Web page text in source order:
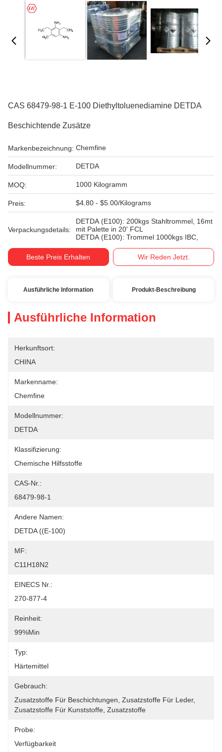
CAS 68479-98-1 E-100 Diethyltoluenediamine DETDA
Beschichtende Zusätze
Markenbezeichnung: Chemfine
Modellnummer: DETDA
MOQ: 1000 Kilogramm
Preis: $4.80 - $5.00/Kilograms
Verpackungsdetails:
DETDA (E100): 200kgs Stahltrommel, 16mt
mit Palette in 20' FCL
DETDA (E100): Trommel 1000kgs IBC,
Beste Preis Erhalten Wir Reden Jetzt.
Ausführliche Information Produkt-Beschreibung
Ausführliche Information
Herkunftsort:
CHINA
Markenname:
Chemfine
Modellnummer:
DETDA
Klassifizierung:
Chemische Hilfsstoffe
CAS-Nr.:
68479-98-1
Andere Namen:
DETDA ((E-100)
MF:
C11H18N2
EINECS Nr.:
270-877-4
Reinheit:
99%min
Typ:
Härtemittel
Gebrauch:
Zusatzstoffe Für Beschichtungen, Zusatzstoffe Für Leder,
Zusatzstoffe Für Kunststoffe, Zusatzstoffe
Probe:
Verfügbarkeit